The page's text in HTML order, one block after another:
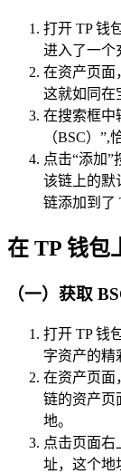
打开 TP 钱
进入了一个
在资产页面
这就如同在
在搜索框中
（BSC）
点击“添加”
该链上的默
链添加到了
在 TP 钱包
（一）获取
打开 TP 钱
字资产的精
在资产页面
链的资产页
地。
点击页面右
址，这个地